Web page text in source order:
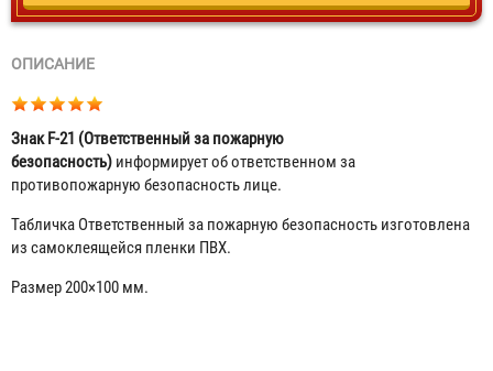
ОПИСАНИЕ
Знак F-21 (Ответственный за пожарную
безопасность) информирует об ответственном за
противопожарную безопасность лице.
Табличка Ответственный за пожарную безопасность изготовлена
из самоклеящейся пленки ПВХ.
Размер 200×100 мм.